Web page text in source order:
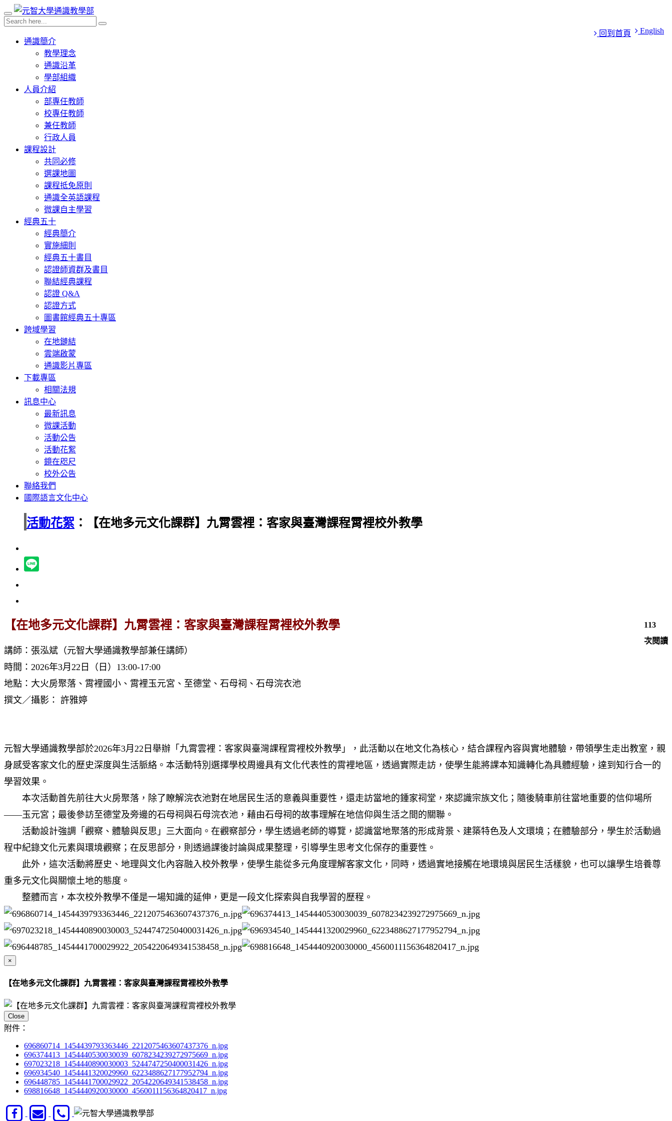
English
回到首頁
通識簡介
教學理念
通識沿革
學部組織
人員介紹
部專任教師
校專任教師
兼任教師
行政人員
課程設計
共同必修
選課地圖
課程抵免原則
通識全英語課程
微課自主學習
經典五十
經典簡介
實施細則
經典五十書目
認證師資群及書目
聯結經典課程
認證 Q&A
認證方式
圖書館經典五十專區
跨域學習
在地鏈結
雲端啟蒙
通識影片專區
下載專區
相關法規
訊息中心
最新訊息
微課活動
活動公告
活動花絮
鏡在咫尺
校外公告
聯絡我們
國際語言文化中心
活動花絮 ：【在地多元文化課群】九霄雲裡：客家與臺灣課程霄裡校外教學
113
次閱讀
【在地多元文化課群】九霄雲裡：客家與臺灣課程霄裡校外教學
講師：張泓斌（元智大學通識教學部兼任講師）
時間：2026年3月22日（日）13:00-17:00
地點：大火房聚落、霄裡國小、霄裡玉元宮、至德堂、石母祠、石母浣衣池
撰文／攝影： 許雅婷
元智大學通識教學部於2026年3月22日舉辦「九霄雲裡：客家與臺灣課程霄裡校外教學」，此活動以在地文化為核心，結合課程內容與實地體驗，帶領學生走出教室，親
身感受客家文化的歷史深度與生活脈絡。本活動特別選擇學校周邊具有文化代表性的霄裡地區，透過實際走訪，使學生能將課本知識轉化為具體經驗，達到知行合一的
學習效果。
本次活動首先前往大火房聚落，除了瞭解浣衣池對在地居民生活的意義與重要性，還走訪當地的鍾家祠堂，來認識宗族文化；隨後騎車前往當地重要的信仰場所
——玉元宮；最後參訪至德堂及旁邊的石母祠與石母浣衣池，藉由石母祠的故事理解在地信仰與生活之間的關聯。
活動設計強調「觀察、體驗與反思」三大面向。在觀察部分，學生透過老師的導覽，認識當地聚落的形成背景、建築特色及人文環境；在體驗部分，學生於活動過
程中紀錄文化元素與環境觀察；在反思部分，則透過課後討論與成果整理，引導學生思考文化保存的重要性。
此外，這次活動將歷史、地理與文化內容融入校外教學，使學生能從多元角度理解客家文化，同時，透過實地接觸在地環境與居民生活樣貌，也可以讓學生培養尊
重多元文化與關懷土地的態度。
整體而言，本次校外教學不僅是一場知識的延伸，更是一段文化探索與自我學習的歷程。
×
【在地多元文化課群】九霄雲裡：客家與臺灣課程霄裡校外教學
Close
附件：
696860714_1454439793363446_2212075463607437376_n.jpg
696374413_1454440530030039_6078234239272975669_n.jpg
697023218_1454440890030003_5244747250400031426_n.jpg
696934540_1454441320029960_6223488627177952794_n.jpg
696448785_1454441700029922_2054220649341538458_n.jpg
698816648_1454440920030000_4560011156364820417_n.jpg